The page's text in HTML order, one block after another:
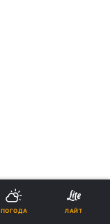
ПОГОДА ЛАЙТ